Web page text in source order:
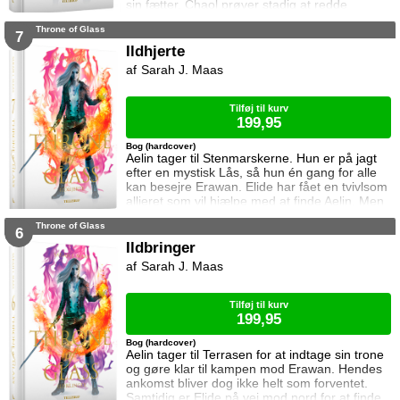
sin fætter. Chaol prøver stadig at redde
Dorian, men det bliver fortsat sværere som
og orker ikke længere at kæmpe imod.
Samtidig står Manon i en svær situation.
Hertug Perrington har givet hende klare
7 Throne of Glass
Ildhjerte
Aelin tager til Stenmarskerne. Hun er på jagt
efter en mystisk Lås, så hun én gang for alle
kan besejre Erawan. Elide har fået en tvivlsom
allieret som vil hjælpe med at finde Aelin. Men
for hvilken pris? Manon vågner i lænker og
Dorian ikke glemme heksen der hjalp ham i
Bog (hardcover)
Sarah J. Maas
Tilføj til kurv
199,95
6 Throne of Glass
Ildbringer
Aelin tager til Terrasen for at indtage sin trone
og gøre klar til kampen mod Erawan. Hendes
ankomst bliver dog ikke helt som forventet.
Bog (hardcover)
Sarah J. Maas
Tilføj til kurv
199,95